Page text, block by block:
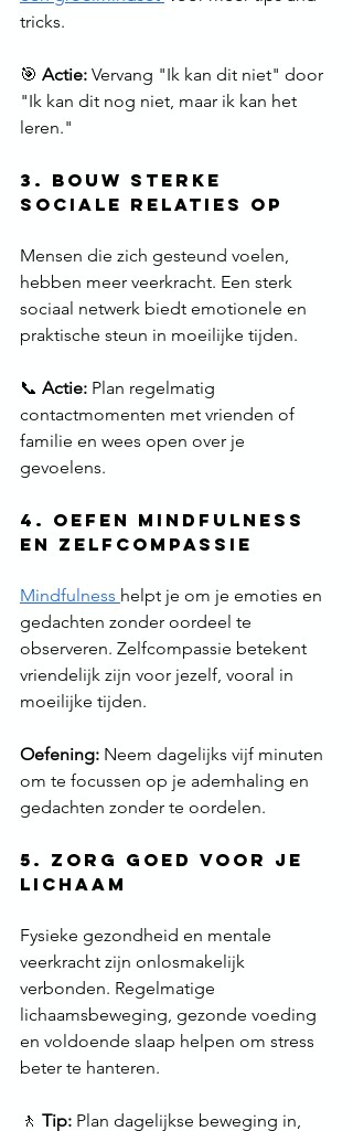
tricks.
🎯 Actie: Vervang "Ik kan dit niet" door
"Ik kan dit nog niet, maar ik kan het
leren."
3. Bouw Sterke
Sociale Relaties Op
Mensen die zich gesteund voelen,
hebben meer veerkracht. Een sterk
sociaal netwerk biedt emotionele en
praktische steun in moeilijke tijden.
📞 Actie: Plan regelmatig
contactmomenten met vrienden of
familie en wees open over je
gevoelens.
4. Oefen Mindfulness
en Zelfcompassie
Mindfulness helpt je om je emoties en
gedachten zonder oordeel te
observeren. Zelfcompassie betekent
vriendelijk zijn voor jezelf, vooral in
moeilijke tijden.
Oefening: Neem dagelijks vijf minuten
om te focussen op je ademhaling en
gedachten zonder te oordelen.
5. Zorg Goed voor je
Lichaam
Fysieke gezondheid en mentale
veerkracht zijn onlosmakelijk
verbonden. Regelmatige
lichaamsbeweging, gezonde voeding
en voldoende slaap helpen om stress
beter te hanteren.
🚶 Tip: Plan dagelijkse beweging in,